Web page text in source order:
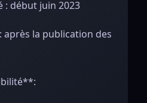
: début juin 2023
après la publication des